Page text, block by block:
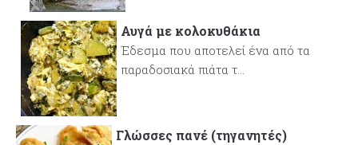
Αυγά με κολοκυθάκια
Έδεσμα που αποτελεί ένα από τα
παραδοσιακά πιάτα τ...
Γλώσσες πανέ (τηγανητές)